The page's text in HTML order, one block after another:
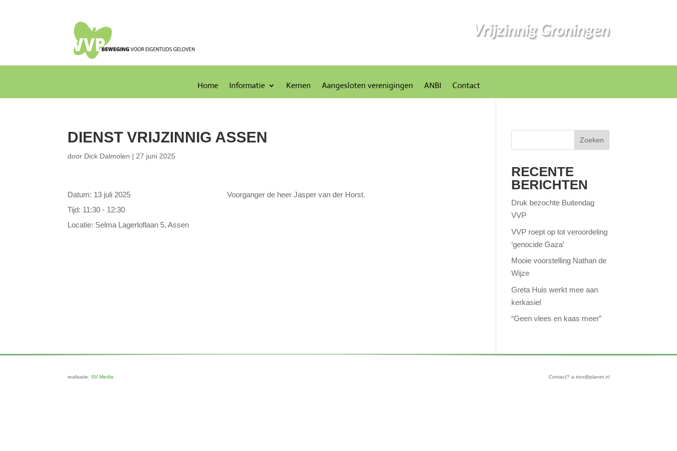
Vrijzinnig Groningen
Home Informatie Kernen Aangesloten verenigingen ANBI Contact
DIENST VRIJZINNIG ASSEN
door Dick Dalmolen | 27 juni 2025
Datum: 13 juli 2025
Tijd: 11:30 - 12:30
Locatie: Selma Lagerloflaan 5, Assen
Voorganger de heer Jasper van der Horst.
Zoeken
RECENTE
BERICHTEN
Druk bezochte Buitendag
VVP
VVP roept op tot veroordeling
‘genocide Gaza’
Mooie voorstelling Nathan de
Wijze
Greta Huis werkt mee aan
kerkasiel
“Geen vlees en kaas meer”
realisatie: ISI Media Contact? a.trox@planet.nl